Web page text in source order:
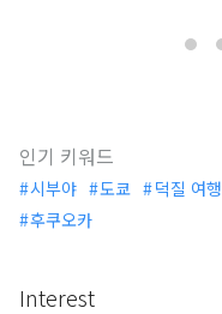
인기 키워드
시부야 도쿄 덕질 여행
후쿠오카
Interest